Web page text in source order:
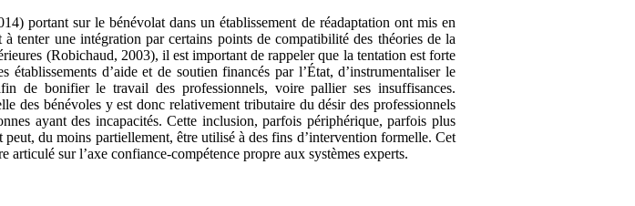
portant sur le bénévolat dans un établissement de réadaptation ont mis en
tenter une intégration par certains points de compatibilité des théories de la
(Robichaud, 2003), il est important de rappeler que la tentation est forte
d’aide et de soutien financés par l’État, d’instrumentaliser le
de bonifier le travail des professionnels, voire pallier ses insuffisances.
des bénévoles y est donc relativement tributaire du désir des professionnels
ayant des incapacités. Cette inclusion, parfois périphérique, parfois plus
du moins partiellement, être utilisé à des fins d’intervention formelle. Cet
articulé sur l’axe confiance-compétence propre aux systèmes experts.